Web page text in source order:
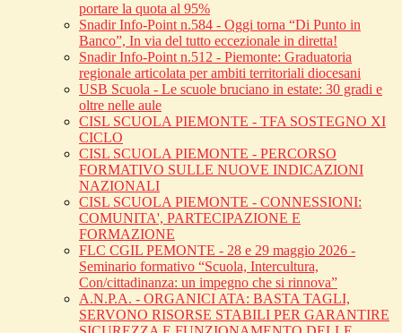
portare la quota al 95%
Snadir Info-Point n.584 - Oggi torna “Di Punto in
Banco”, In via del tutto eccezionale in diretta!
Snadir Info-Point n.512 - Piemonte: Graduatoria
regionale articolata per ambiti territoriali diocesani
USB Scuola - Le scuole bruciano in estate: 30 gradi e
oltre nelle aule
CISL SCUOLA PIEMONTE - TFA SOSTEGNO XI
CICLO
CISL SCUOLA PIEMONTE - PERCORSO
FORMATIVO SULLE NUOVE INDICAZIONI
NAZIONALI
CISL SCUOLA PIEMONTE - CONNESSIONI:
COMUNITA', PARTECIPAZIONE E
FORMAZIONE
FLC CGIL PEMONTE - 28 e 29 maggio 2026 -
Seminario formativo “Scuola, Intercultura,
Con/cittadinanza: un impegno che si rinnova”
A.N.P.A. - ORGANICI ATA: BASTA TAGLI,
SERVONO RISORSE STABILI PER GARANTIRE